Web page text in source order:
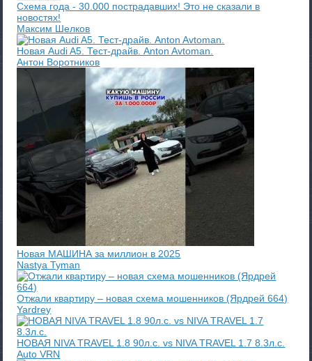
Схема года - 30.000 пострадавших! Это не сказали в
новостях!
Максим Шелков
Новая Audi A5. Тест-драйв. Anton Avtoman.
Антон Воротников
Новая МАШИНА за миллион в 2025
Nastya Tyman
Отжали квартиру – новая схема мошенников (Ярдрей 664)
Yardrey
НОВАЯ NIVA TRAVEL 1.8 90л.с. vs NIVA TRAVEL 1.7 8.3л.с.
Auto VRN